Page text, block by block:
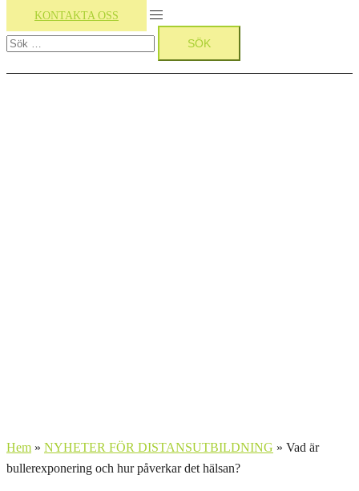
KONTAKTA OSS
Slå
på/av
meny
Sök
efter:
Hem » NYHETER FÖR DISTANSUTBILDNING » Vad är
bullerexponering och hur påverkar det hälsan?